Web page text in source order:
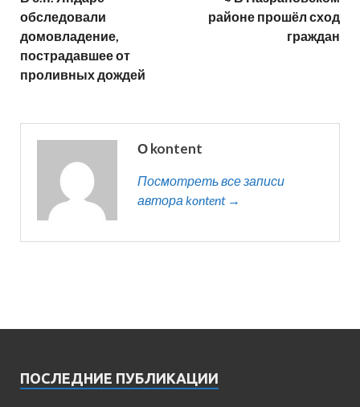
обследовали
домовладение,
пострадавшее от
проливных дождей
районе прошёл сход
граждан
О kontent
Посмотреть все записи
автора kontent →
ПОСЛЕДНИЕ ПУБЛИКАЦИИ